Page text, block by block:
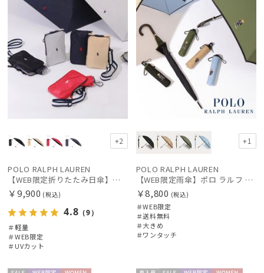
+2
POLO RALPH LAUREN
【WEB限定折りたたみ日傘】ポロ ラルフ ローレン(POLO RALPH LAUREN)ワンポイントポロ刺繍×サコッシュ 遮光100% UV100%
￥9,900 (税込)
4.8 （9）
＃軽量
＃WEB限定
＃UVカット
+1
POLO RALPH LAUREN
【WEB限定雨傘】ポロ ラルフ ローレン（POLO RALPH LAUREN）FLAG ベア
￥8,800 (税込)
＃WEB限定
＃送料無料
＃大きめ
＃ワンタッチ